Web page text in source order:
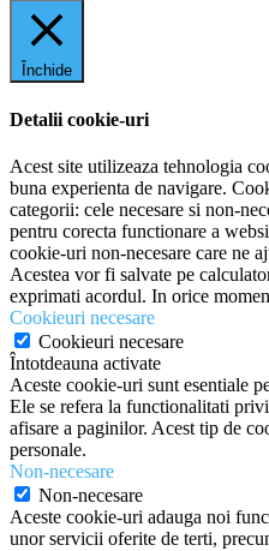
Închide
Detalii cookie-uri
Acest site utilizeaza tehnologia
buna experienta de navigare.
categorii: cele necesare si non-
pentru corecta functionare a
cookie-uri non-necesare care ne
Acestea vor fi salvate pe
exprimati acordul. In orice
Cookieuri necesare
Cookieuri necesare
Întotdeauna activate
Aceste cookie-uri sunt esentiale
Ele se refera la functionalitati
afisare a paginilor. Acest tip de
personale.
Non-necesare
Non-necesare
Aceste cookie-uri adauga noi
unor servicii oferite de terti,